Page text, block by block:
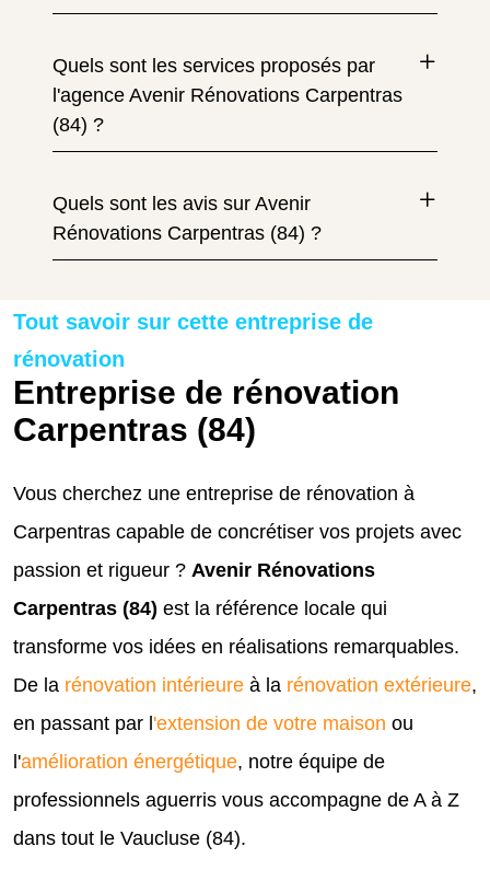
Quels sont les services proposés par
l'agence Avenir Rénovations Carpentras
(84) ?
Quels sont les avis sur Avenir
Rénovations Carpentras (84) ?
Tout savoir sur cette entreprise de
rénovation
Entreprise de rénovation
Carpentras (84)
Vous cherchez une entreprise de rénovation à
Carpentras capable de concrétiser vos projets avec
passion et rigueur ? Avenir Rénovations
Carpentras (84) est la référence locale qui
transforme vos idées en réalisations remarquables.
De la rénovation intérieure à la rénovation extérieure,
en passant par l 'extension de votre maison ou
l'amélioration énergétique, notre équipe de
professionnels aguerris vous accompagne de A à Z
dans tout le Vaucluse (84).